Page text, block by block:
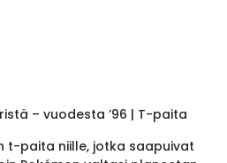
– vuodesta ’96 | T-paita
t-paita niille, jotka saapuivat